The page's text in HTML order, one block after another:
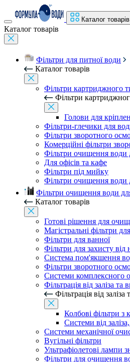
Каталог товарів
Каталог товарів
Фільтри для питної води
Каталог товарів
Фільтри картриджного
Фільтри
Голови для
Фільтри-глечики для
Фільтри зворотного
Комерційні фільтри
Фільтри очищення води
Для офісів та кафе
Фільтри під мийку
Фільтри очищення води
Фільтри очищення води
Каталог товарів
Готові рішення для
Магістральні фільтри
Фільтри для ванної
Фільтри для захисту від
Система пом'якшення
Фільтри зворотного
Системи комплексного
Фільтрація від заліза
Фільтрація від
Колбові фільтри з
Системи від
Системи механічної
Вугільні фільтри
Ультрафіолетові лампи
Фільтри для очищення